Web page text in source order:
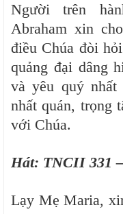
Người trên
Abraham xin
điều Chúa đòi
quảng đại dâng
và yêu quý
nhất quán, trọng
với Chúa.
Hát: TNCII 331
Lạy Mẹ Maria,